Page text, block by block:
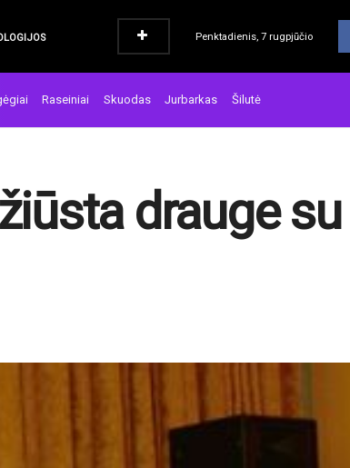
Penktadienis, 7 rugpjūčio
Raseiniai Skuodas Jurbarkas Šilutė
drauge su